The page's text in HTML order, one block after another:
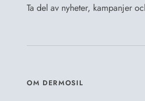
Ta del av nyheter, kampanjer
OM DERMOSIL